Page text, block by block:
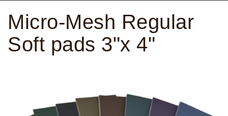
Micro-Mesh Regular
Soft pads 3"x 4"